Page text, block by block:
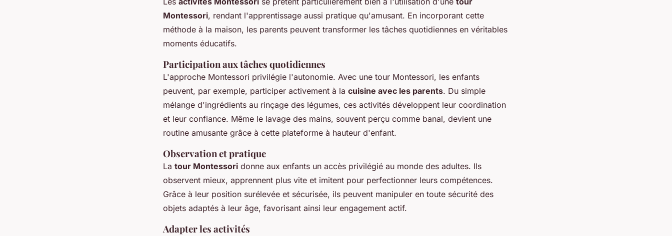
Montessori, rendant l'apprentissage aussi pratique qu'amusant. En incorporant cette
méthode à la maison, les parents peuvent transformer les tâches quotidiennes en véritables
moments éducatifs.
Participation aux tâches quotidiennes
L'approche Montessori privilégie l'autonomie. Avec une tour Montessori, les enfants
peuvent, par exemple, participer activement à la cuisine avec les parents. Du simple
mélange d'ingrédients au rinçage des légumes, ces activités développent leur coordination
et leur confiance. Même le lavage des mains, souvent perçu comme banal, devient une
routine amusante grâce à cette plateforme à hauteur d'enfant.
Observation et pratique
La tour Montessori donne aux enfants un accès privilégié au monde des adultes. Ils
observent mieux, apprennent plus vite et imitent pour perfectionner leurs compétences.
Grâce à leur position surélevée et sécurisée, ils peuvent manipuler en toute sécurité des
objets adaptés à leur âge, favorisant ainsi leur engagement actif.
Adapter les activités